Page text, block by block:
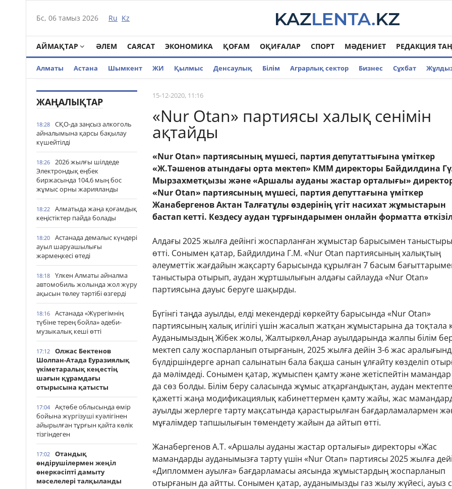
Бс, 06 тамыз 2026 Ru Kz
АЙМАҚТАР ӘЛЕМ САЯСАТ ЭКОНОМИКА ҚОҒАМ ОҚИҒАЛАР СПОРТ МӘДЕНИЕТ РЕДАКЦИЯ
Алматы Астана Шымкент ЖИ Қылмыс Денсаулық Білім Аграрлық сектор Бизнес Cұхбат
ЖАҢАЛЫҚТАР
18:28
СҚО-да заңсыз алкоголь
айналымына қарсы бақылау
күшейтілді
18:26
2026 жылғы шілдеде
Электрондық еңбек
биржасында 104,6 мың бос
жұмыс орны жарияланды
18:22
Алматыда жаңа қоғамдық
кеңістіктер пайда болады
18:20
Астанада демалыс күндері
ауыл шаруашылығы
жәрмеңкесі өтеді
18:18
Үлкен Алматы айналма
автомобиль жолында жол жүру
ақысын төлеу тәртібі өзгерді
18:16
Астанада «Жүрегімнің
түбіне терең бойла» әдеби-
музыкалық кеші өтті
17:12
Олжас Бектенов
Шолпан-Атада Еуразиялық
үкіметаралық кеңестің
шағын құрамдағы
отырысына қатысты
17:04
Ақтөбе облысында өмір
бойына жүргізуші куәлігінен
айырылған тұрғын қайта көлік
тізгіндеген
17:02
Отандық
өндірушілермен жеңіл
өнеркәсіпті дамыту
мәселелері талқыланды
15-12-2020, 11:16
«Nur Otan» партиясы халық сенімін
ақтайды
«Nur Otan» партиясының мүшесі, партия депутаттығына үміткер
«Ж.Тәшенов атындағы орта мектеп» КММ директоры Байдилдина
Мырзахметқызы және «Аршалы ауданы жастар орталығы»
«Nur Otan» партиясының мүшесі, партия депуттағына үміткер
Жанабергенов Актан Талғатұлы өздерінің үгіт насихат жұмыстарын
бастап кетті. Кездесу аудан тұрғындарымен онлайн форматта
Алдағы 2025 жылға дейінгі жоспарланған жұмыстар барысымен
өтті. Сонымен қатар, Байдилдина Г.М. «Nur Otan партиясының халықтың
әлеуметтік жағдайын жақсарту барысында құрылған 7 басым
таныстыра отырып, аудан жұртшылығын алдағы сайлауда «Nur Otan»
партиясына дауыс беруге шақырды.
Бүгінгі таңда ауылды, елді мекендерді көркейту барысында «Nur Otan»
партиясының халық игілігі үшін жасалып жатқан жұмыстарына да тоқтала
Ауданымыздың Жібек жолы, Жалтыркөл,Анар ауылдарында жалпы білім
мектеп салу жоспарланып отырғанын, 2025 жылға дейін 3-6 жас
бүлдіршіндерге арнап салынатын бала бақша санын ұлғайту көзделіп
да мәлімдеді. Сонымен қатар, жұмыспен қамту және жетіспейтін
да сөз болды. Білім беру саласында жұмыс атқарғандықтан, аудан
қажетті жаңа модификациялық кабинеттермен қамту жайы, жас
ауылды жерлерге тарту мақсатында қарастырылған бағдарламалармен
мұғалімдер тапшылығын төмендету жайын да айтып өтті.
Жанабергенов А.Т. «Аршалы ауданы жастар орталығы» директоры «Жас
мамандарды ауданымызға тарту үшін «Nur Otan» партиясы 2025 жылға
«Дипломмен ауылға» бағдарламасы аясында жұмыстардың жоспарланып
отырғанын да айтты. Сонымен қатар, ауданымызды газ жылу жүйесі, ауыз